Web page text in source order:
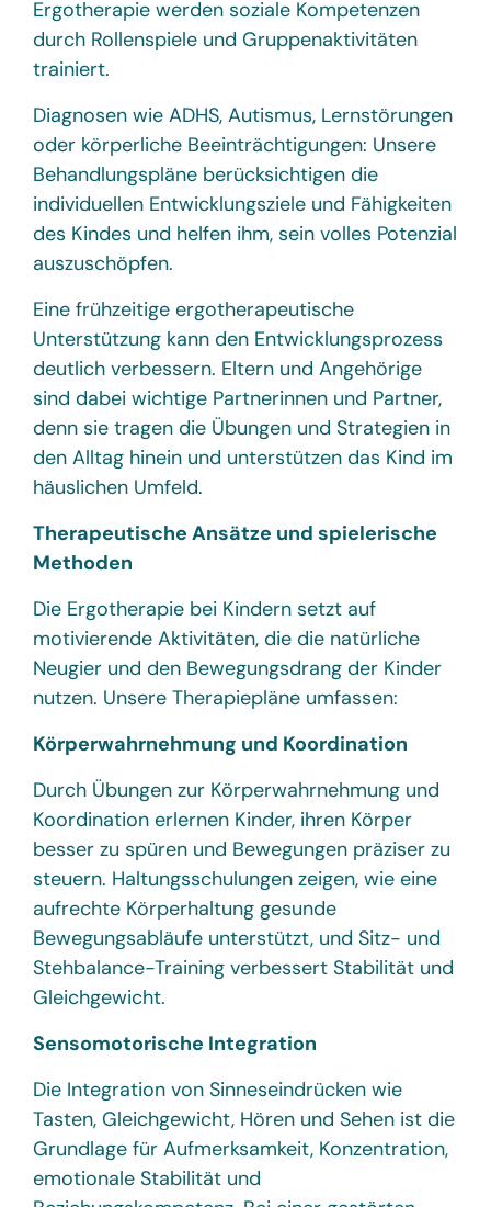
Ergotherapie werden soziale Kompetenzen
durch Rollenspiele und Gruppenaktivitäten
trainiert.
Diagnosen wie ADHS, Autismus, Lernstörungen
oder körperliche Beeinträchtigungen: Unsere
Behandlungspläne berücksichtigen die
individuellen Entwicklungsziele und Fähigkeiten
des Kindes und helfen ihm, sein volles Potenzial
auszuschöpfen.
Eine frühzeitige ergotherapeutische
Unterstützung kann den Entwicklungsprozess
deutlich verbessern. Eltern und Angehörige
sind dabei wichtige Partnerinnen und Partner,
denn sie tragen die Übungen und Strategien in
den Alltag hinein und unterstützen das Kind im
häuslichen Umfeld.
Therapeutische Ansätze und spielerische
Methoden
Die Ergotherapie bei Kindern setzt auf
motivierende Aktivitäten, die die natürliche
Neugier und den Bewegungsdrang der Kinder
nutzen. Unsere Therapiepläne umfassen:
Körperwahrnehmung und Koordination
Durch Übungen zur Körperwahrnehmung und
Koordination erlernen Kinder, ihren Körper
besser zu spüren und Bewegungen präziser zu
steuern. Haltungsschulungen zeigen, wie eine
aufrechte Körperhaltung gesunde
Bewegungsabläufe unterstützt, und Sitz- und
Stehbalance-Training verbessert Stabilität und
Gleichgewicht.
Sensomotorische Integration
Die Integration von Sinneseindrücken wie
Tasten, Gleichgewicht, Hören und Sehen ist die
Grundlage für Aufmerksamkeit, Konzentration,
emotionale Stabilität und